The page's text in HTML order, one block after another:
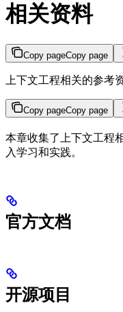
相关资料
Copy pageCopy page
上下文工程相关的参考
Copy pageCopy page
本章收集了上下文工程
入学习和实践。
官方文档
开源项目